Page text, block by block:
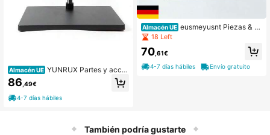
Almacén UE YUNRUX Partes y acce
sorios de microscopio
86,49€
4-7 días hábiles
Almacén UE eusmeyusnt Piezas & a
ccesorios para microscopios
18 Left
70 ,61€
4-7 días hábiles
Envío gratuito
También podría gustarte